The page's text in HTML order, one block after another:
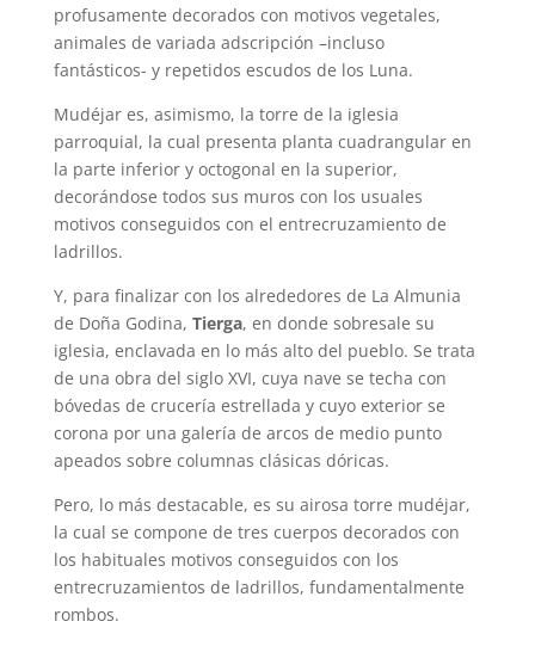
profusamente decorados con motivos vegetales,
animales de variada adscripción –incluso
fantásticos- y repetidos escudos de los Luna.
Mudéjar es, asimismo, la torre de la iglesia
parroquial, la cual presenta planta cuadrangular en
la parte inferior y octogonal en la superior,
decorándose todos sus muros con los usuales
motivos conseguidos con el entrecruzamiento de
ladrillos.
Y, para finalizar con los alrededores de La Almunia
de Doña Godina, Tierga, en donde sobresale su
iglesia, enclavada en lo más alto del pueblo. Se trata
de una obra del siglo XVI, cuya nave se techa con
bóvedas de crucería estrellada y cuyo exterior se
corona por una galería de arcos de medio punto
apeados sobre columnas clásicas dóricas.
Pero, lo más destacable, es su airosa torre mudéjar,
la cual se compone de tres cuerpos decorados con
los habituales motivos conseguidos con los
entrecruzamientos de ladrillos, fundamentalmente
rombos.